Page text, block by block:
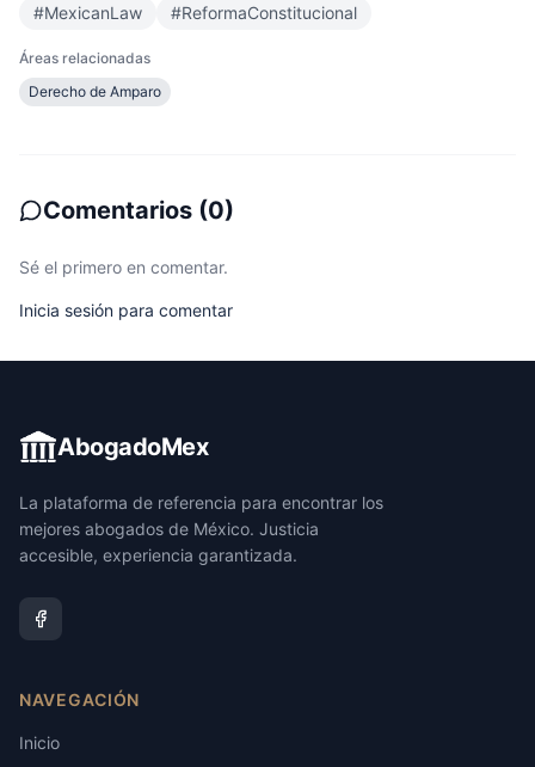
#MexicanLaw #ReformaConstitucional
Áreas relacionadas
Derecho de Amparo
Comentarios (0)
Sé el primero en comentar.
Inicia sesión para comentar
AbogadoMex
La plataforma de referencia para encontrar los
mejores abogados de México. Justicia
accesible, experiencia garantizada.
NAVEGACIÓN
Inicio